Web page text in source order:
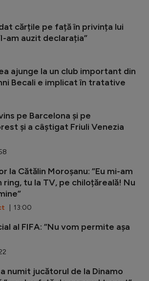
cărțile pe față în privința lui
am auzit declarația”
ajunge la un club important din
Becali e implicat în tratative
pe Barcelona și pe
și a câștigat Friuli Venezia
la Cătălin Moroșanu: ”Eu mi-am
tu la TV, pe chiloțăreală! Nu
| 13:00
al FIFA: ”Nu vom permite așa
numit jucătorul de la Dinamo